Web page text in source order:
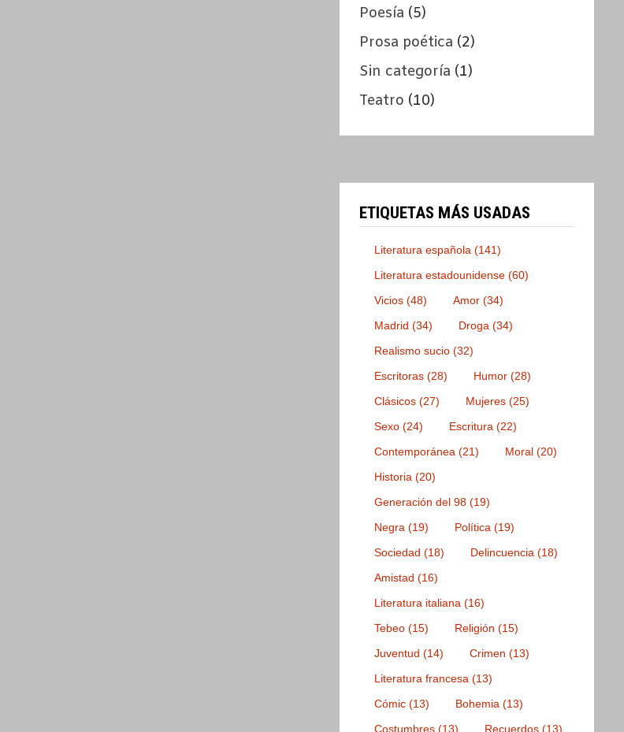
Poesía (5)
Prosa poética (2)
Sin categoría (1)
Teatro (10)
ETIQUETAS MÁS USADAS
Literatura española (141)
Literatura estadounidense (60)
Vicios (48) Amor (34)
Madrid (34) Droga (34)
Realismo sucio (32)
Escritoras (28) Humor (28)
Clásicos (27) Mujeres (25)
Sexo (24) Escritura (22)
Contemporánea (21) Moral (20)
Historia (20)
Generación del 98 (19)
Negra (19) Política (19)
Sociedad (18) Delincuencia (18)
Amistad (16)
Literatura italiana (16)
Tebeo (15) Religión (15)
Juventud (14) Crimen (13)
Literatura francesa (13)
Cómic (13) Bohemia (13)
Costumbres (13) Recuerdos (13)